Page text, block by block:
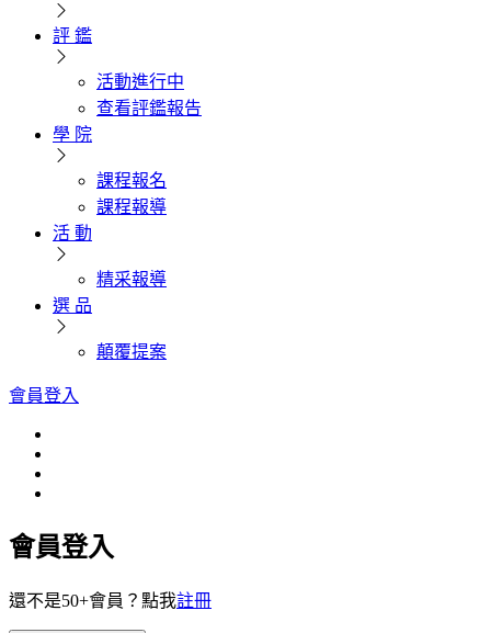
評 鑑
活動進行中
查看評鑑報告
學 院
課程報名
課程報導
活 動
精采報導
選 品
顛覆提案
會員登入
會員登入
還不是50+會員？點我註冊